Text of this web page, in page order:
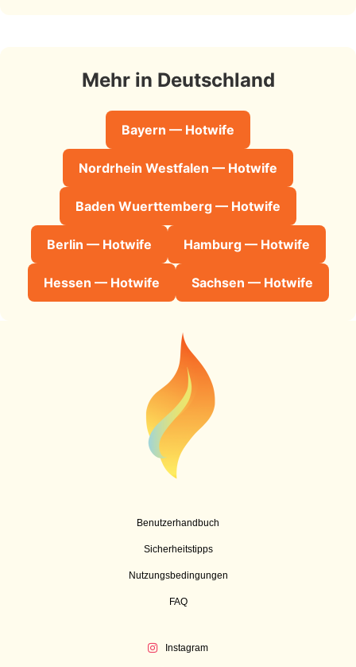
Mehr in Deutschland
Bayern — Hotwife
Nordrhein Westfalen — Hotwife
Baden Wuerttemberg — Hotwife
Berlin — Hotwife Hamburg — Hotwife
Hessen — Hotwife Sachsen — Hotwife
Benutzerhandbuch
Sicherheitstipps
Nutzungsbedingungen
FAQ
Instagram